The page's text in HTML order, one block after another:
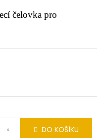
čelovka pro
DO KOŠÍKU